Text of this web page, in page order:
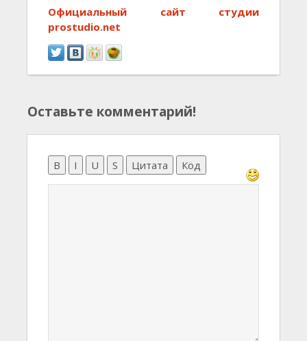
Официальный сайт студии
prostudio.net
Оставьте комментарий!
B I U S Цитата Код